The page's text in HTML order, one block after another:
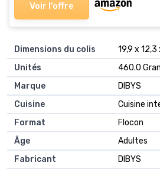
Voir l'offre
Dimensions du colis
‎19,9 x
Unités
‎460.0
Marque
‎DIBYS
Cuisine
‎Cuisine
Format
‎Flocon
Âge
‎Adultes
Fabricant
‎DIBYS